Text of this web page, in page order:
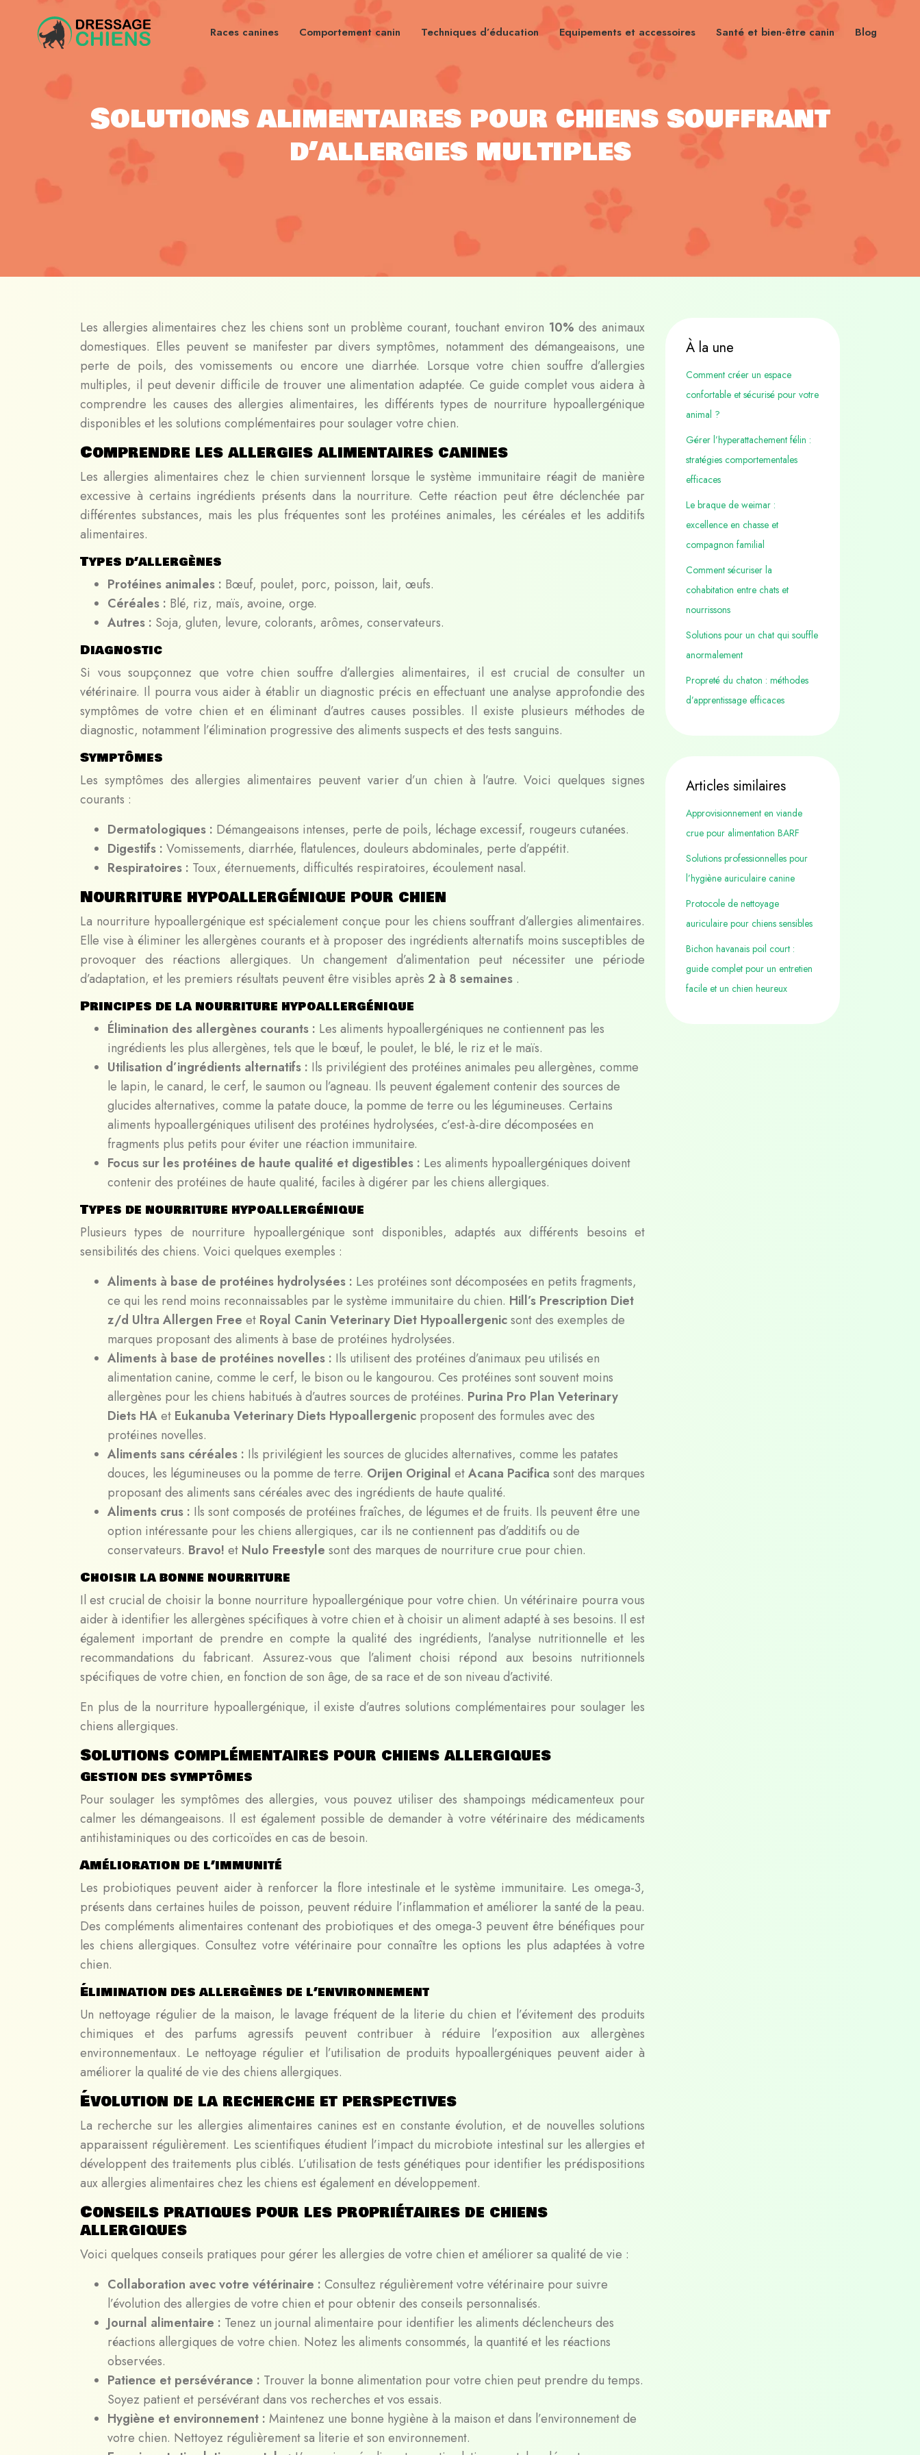
Races canines Comportement canin Techniques d’éducation Equipements et accessoires Santé et bien-être canin Blog
Solutions alimentaires pour chiens souffrant
d’allergies multiples
Les allergies alimentaires chez les chiens sont un problème courant, touchant environ 10%des animaux
domestiques. Elles peuvent se manifester par divers symptômes, notamment des démangeaisons, une
perte de poils, des vomissements ou encore une diarrhée. Lorsque votre chien souffre d’allergies
multiples, il peut devenir difficile de trouver une alimentation adaptée. Ce guide complet vous aidera à
comprendre les causes des allergies alimentaires, les différents types de nourriture hypoallergénique
disponibles et les solutions complémentaires pour soulager votre chien.
Comprendre les allergies alimentaires canines
Les allergies alimentaires chez le chien surviennent lorsque le système immunitaire réagit de manière
excessive à certains ingrédients présents dans la nourriture. Cette réaction peut être déclenchée par
différentes substances, mais les plus fréquentes sont les protéines animales, les céréales et les additifs
alimentaires.
Types d’allergènes
Protéines animales : Bœuf, poulet, porc, poisson, lait, œufs.
Céréales : Blé, riz, maïs, avoine, orge.
Autres : Soja, gluten, levure, colorants, arômes, conservateurs.
Diagnostic
Si vous soupçonnez que votre chien souffre d’allergies alimentaires, il est crucial de consulter un
vétérinaire. Il pourra vous aider à établir un diagnostic précis en effectuant une analyse approfondie des
symptômes de votre chien et en éliminant d’autres causes possibles. Il existe plusieurs méthodes de
diagnostic, notamment l’élimination progressive des aliments suspects et des tests sanguins.
Symptômes
Les symptômes des allergies alimentaires peuvent varier d’un chien à l’autre. Voici quelques signes
courants :
Dermatologiques : Démangeaisons intenses, perte de poils, léchage excessif, rougeurs cutanées.
Digestifs : Vomissements, diarrhée, flatulences, douleurs abdominales, perte d’appétit.
Respiratoires : Toux, éternuements, difficultés respiratoires, écoulement nasal.
Nourriture hypoallergénique pour chien
La nourriture hypoallergénique est spécialement conçue pour les chiens souffrant d’allergies alimentaires.
Elle vise à éliminer les allergènes courants et à proposer des ingrédients alternatifs moins susceptibles de
provoquer des réactions allergiques. Un changement d’alimentation peut nécessiter une période
d’adaptation, et les premiers résultats peuvent être visibles après 2 à 8 semaines .
Principes de la nourriture hypoallergénique
Élimination des allergènes courants : Les aliments hypoallergéniques ne contiennent pas les
ingrédients les plus allergènes, tels que le bœuf, le poulet, le blé, le riz et le maïs.
Utilisation d’ingrédients alternatifs : Ils privilégient des protéines animales peu allergènes, comme
le lapin, le canard, le cerf, le saumon ou l’agneau. Ils peuvent également contenir des sources de
glucides alternatives, comme la patate douce, la pomme de terre ou les légumineuses. Certains
aliments hypoallergéniques utilisent des protéines hydrolysées, c’est-à-dire décomposées en
fragments plus petits pour éviter une réaction immunitaire.
Focus sur les protéines de haute qualité et digestibles : Les aliments hypoallergéniques doivent
contenir des protéines de haute qualité, faciles à digérer par les chiens allergiques.
Types de nourriture hypoallergénique
Plusieurs types de nourriture hypoallergénique sont disponibles, adaptés aux différents besoins et
sensibilités des chiens. Voici quelques exemples :
Aliments à base de protéines hydrolysées : Les protéines sont décomposées en petits fragments,
ce qui les rend moins reconnaissables par le système immunitaire du chien. Hill’s Prescription Diet
z/d Ultra Allergen Free et Royal Canin Veterinary Diet Hypoallergenicsont des exemples de
marques proposant des aliments à base de protéines hydrolysées.
Aliments à base de protéines novelles : Ils utilisent des protéines d’animaux peu utilisés en
alimentation canine, comme le cerf, le bison ou le kangourou. Ces protéines sont souvent moins
allergènes pour les chiens habitués à d’autres sources de protéines. Purina Pro Plan Veterinary
Diets HAet Eukanuba Veterinary Diets Hypoallergenic proposent des formules avec des
protéines novelles.
Aliments sans céréales : Ils privilégient les sources de glucides alternatives, comme les patates
douces, les légumineuses ou la pomme de terre. Orijen Original etAcana Pacifica sont des marques
proposant des aliments sans céréales avec des ingrédients de haute qualité.
Aliments crus : Ils sont composés de protéines fraîches, de légumes et de fruits. Ils peuvent être une
option intéressante pour les chiens allergiques, car ils ne contiennent pas d’additifs ou de
conservateurs. Bravo! et Nulo Freestyle sont des marques de nourriture crue pour chien.
Choisir la bonne nourriture
Il est crucial de choisir la bonne nourriture hypoallergénique pour votre chien. Un vétérinaire pourra vous
aider à identifier les allergènes spécifiques à votre chien et à choisir un aliment adapté à ses besoins. Il est
également important de prendre en compte la qualité des ingrédients, l’analyse nutritionnelle et les
recommandations du fabricant. Assurez-vous que l’aliment choisi répond aux besoins nutritionnels
spécifiques de votre chien, en fonction de son âge, de sa race et de son niveau d’activité.
En plus de la nourriture hypoallergénique, il existe d’autres solutions complémentaires pour soulager les
chiens allergiques.
Solutions complémentaires pour chiens allergiques
Gestion des symptômes
Pour soulager les symptômes des allergies, vous pouvez utiliser des shampoings médicamenteux pour
calmer les démangeaisons. Il est également possible de demander à votre vétérinaire des médicaments
antihistaminiques ou des corticoïdes en cas de besoin.
Amélioration de l’immunité
Les probiotiques peuvent aider à renforcer la flore intestinale et le système immunitaire. Les omega-3,
présents dans certaines huiles de poisson, peuvent réduire l’inflammation et améliorer la santé de la peau.
Des compléments alimentaires contenant des probiotiques et des omega-3 peuvent être bénéfiques pour
les chiens allergiques. Consultez votre vétérinaire pour connaître les options les plus adaptées à votre
chien.
Élimination des allergènes de l’environnement
Un nettoyage régulier de la maison, le lavage fréquent de la literie du chien et l’évitement des produits
chimiques et des parfums agressifs peuvent contribuer à réduire l’exposition aux allergènes
environnementaux. Le nettoyage régulier et l’utilisation de produits hypoallergéniques peuvent aider à
améliorer la qualité de vie des chiens allergiques.
Évolution de la recherche et perspectives
La recherche sur les allergies alimentaires canines est en constante évolution, et de nouvelles solutions
apparaissent régulièrement. Les scientifiques étudient l’impact du microbiote intestinal sur les allergies et
développent des traitements plus ciblés. L’utilisation de tests génétiques pour identifier les prédispositions
aux allergies alimentaires chez les chiens est également en développement.
Conseils pratiques pour les propriétaires de chiens
allergiques
Voici quelques conseils pratiques pour gérer les allergies de votre chien et améliorer sa qualité de vie :
Collaboration avec votre vétérinaire : Consultez régulièrement votre vétérinaire pour suivre
l’évolution des allergies de votre chien et pour obtenir des conseils personnalisés.
Journal alimentaire : Tenez un journal alimentaire pour identifier les aliments déclencheurs des
réactions allergiques de votre chien. Notez les aliments consommés, la quantité et les réactions
observées.
Patience et persévérance : Trouver la bonne alimentation pour votre chien peut prendre du temps.
Soyez patient et persévérant dans vos recherches et vos essais.
Hygiène et environnement : Maintenez une bonne hygiène à la maison et dans l’environnement de
votre chien. Nettoyez régulièrement sa literie et son environnement.
À la une
Comment créer un espace
confortable et sécurisé pour votre
animal ?
Gérer l’hyperattachement félin :
stratégies comportementales
efficaces
Le braque de weimar :
excellence en chasse et
compagnon familial
Comment sécuriser la
cohabitation entre chats et
nourrissons
Solutions pour un chat qui souffle
anormalement
Propreté du chaton : méthodes
d’apprentissage efficaces
Articles similaires
Approvisionnement en viande
crue pour alimentation BARF
Solutions professionnelles pour
l’hygiène auriculaire canine
Protocole de nettoyage
auriculaire pour chiens sensibles
Bichon havanais poil court :
guide complet pour un entretien
facile et un chien heureux